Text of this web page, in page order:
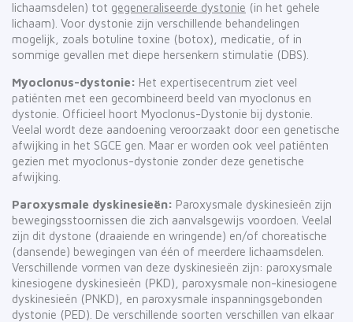
lichaamsdelen) tot gegeneraliseerde dystonie (in het gehele
lichaam). Voor dystonie zijn verschillende behandelingen
mogelijk, zoals botuline toxine (botox), medicatie, of in
sommige gevallen met diepe hersenkern stimulatie (DBS).
Myoclonus-dystonie: Het expertisecentrum ziet veel
patiënten met een gecombineerd beeld van myoclonus en
dystonie. Officieel hoort Myoclonus-Dystonie bij dystonie.
Veelal wordt deze aandoening veroorzaakt door een genetische
afwijking in het SGCE gen. Maar er worden ook veel patiënten
gezien met myoclonus-dystonie zonder deze genetische
afwijking.
Paroxysmale dyskinesieën: Paroxysmale dyskinesieën zijn
bewegingsstoornissen die zich aanvalsgewijs voordoen. Veelal
zijn dit dystone (draaiende en wringende) en/of choreatische
(dansende) bewegingen van één of meerdere lichaamsdelen.
Verschillende vormen van deze dyskinesieën zijn: paroxysmale
kinesiogene dyskinesieën (PKD), paroxysmale non-kinesiogene
dyskinesieën (PNKD), en paroxysmale inspanningsgebonden
dystonie (PED). De verschillende soorten verschillen van elkaar